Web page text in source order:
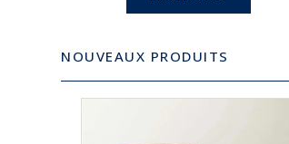
NOUVEAUX PRODUITS